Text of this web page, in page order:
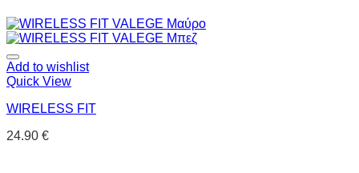
Add to wishlist
Quick View
WIRELESS FIT
24.90 €